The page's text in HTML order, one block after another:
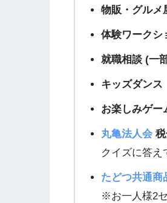
物販・グルメ
体験ワークシ
就職相談 (一
キッズダンス
お楽しみゲー
丸亀法人会税
クイズに答え
たどつ共通商
※お一人様2